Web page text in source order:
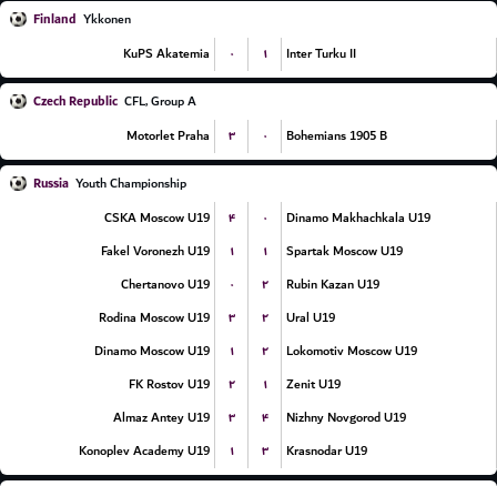
Finland Ykkonen
KuPS Akatemia
۰ ۱ Inter Turku II
Czech Republic CFL, Group A
Motorlet Praha
۳ ۰ Bohemians 1905 B
Russia Youth Championship
CSKA Moscow U19
۴ ۰
Dinamo Makhachkala U19
Fakel Voronezh U19
۱ ۱
Spartak Moscow U19
Chertanovo U19
۰ ۲
Rubin Kazan U19
Rodina Moscow U19
۳ ۲
Ural U19
Dinamo Moscow U19
۱ ۲
Lokomotiv Moscow U19
FK Rostov U19
۲ ۱
Zenit U19
Almaz Antey U19
۳ ۴
Nizhny Novgorod U19
Konoplev Academy U19
۱ ۳ Krasnodar U19